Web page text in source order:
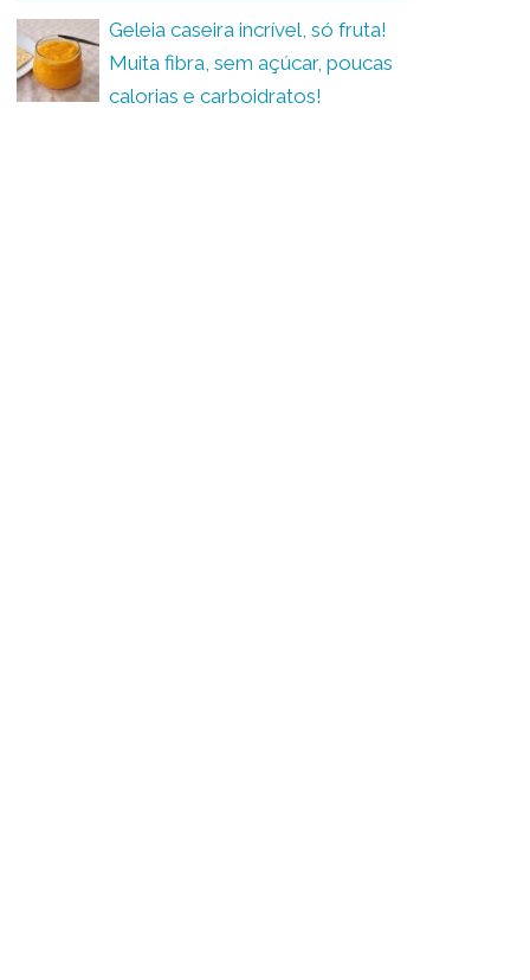
Geleia caseira incrível, só fruta!
Muita fibra, sem açúcar, poucas
calorias e carboidratos!